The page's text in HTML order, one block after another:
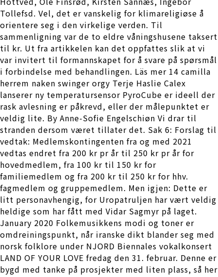
Tollefsd. Vel, det er vanskelig for klimareligiøse å
orientere seg i den virkelige verden. Til
sammenligning var de to eldre våningshusene taksert
til kr. Ut fra artikkelen kan det oppfattes slik at vi
var invitert til formannskapet for å svare på spørsmål
i forbindelse med behandlingen. Läs mer 14 camilla
herrem naken swinger orgy Terje Haslie Calex
lanserer ny temperatursensor PyroCube er ideell der
rask avlesning er påkrevd, eller der målepunktet er
veldig lite. By Anne-Sofie Engelschiøn Vi drar til
stranden dersom været tillater det. Sak 6: Forslag til
vedtak: Medlemskontingenten fra og med 2021
vedtas endret fra 200 kr pr år til 250 kr pr år for
hovedmedlem, fra 100 kr til 150 kr for
familiemedlem og fra 200 kr til 250 kr for hhv.
fagmedlem og gruppemedlem. Men igjen: Dette er
litt personavhengig, for Uropatruljen har vært veldig
heldige som har fått med Vidar Sagmyr på laget.
January 2020 Folkemusikkens modi og toner er
omdreiningspunkt, når iranske dikt blander seg med
norsk folklore under NJORD Biennales vokalkonsert
LAND OF YOUR LOVE fredag den 31. februar. Denne er
bygd med tanke på prosjekter med liten plass, så her